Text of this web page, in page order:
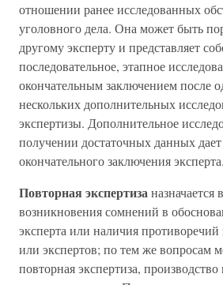
отношении ранее исследованных
уголовного дела. Она может быть
другому эксперту и представляет
последовательное, этапное
окончательным заключением после
нескольких дополнительных
экспертизы. Дополнительное
получении достаточных данных
окончательного заключения эксперта.
Повторная экспертизаназначается
возникновения сомнений в
эксперта или наличия противоречий
или экспертов; по тем же вопросам
повторная экспертиза,